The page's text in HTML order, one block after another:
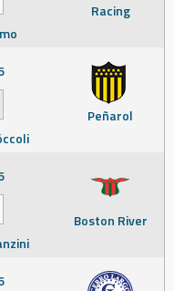
Racing
Peñarol
Boston River